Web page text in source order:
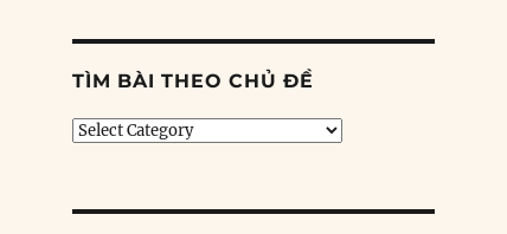
TÌM BÀI THEO CHỦ ĐỀ
Tìm